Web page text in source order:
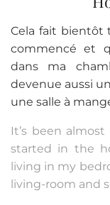
Cela fait bientôt
commencé et
dans ma
devenue aussi
une salle à
It’s been
started in the
living in my
living-room and